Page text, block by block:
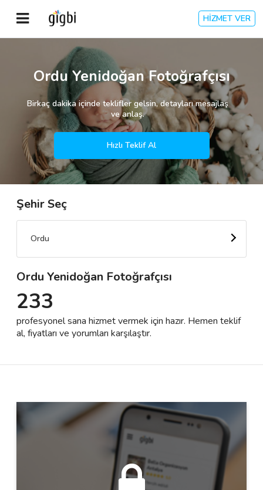
HİZMET VER
Anasayfa
Giriş Yap
Kayıt Ol
Kategoriler
🎈 Biz Kimiz?
🌟 Müşteri Değerlendirmeleri
Destek
İletişim
Ordu Yenidoğan Fotoğrafçısı
Birkaç dakika içinde teklifler gelsin, detayları mesajlaş
ve anlaş.
Hızlı Teklif Al
Şehir Seç
Ordu
Ordu Yenidoğan Fotoğrafçısı
233
profesyonel sana hizmet vermek için hazır. Hemen teklif
al, fiyatları ve yorumları karşılaştır.